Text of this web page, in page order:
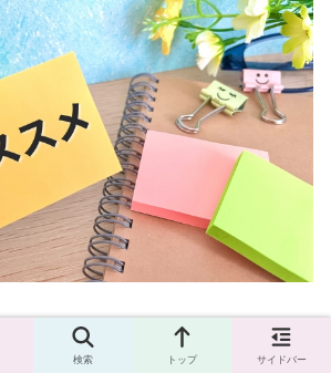
軽に始められる投資方法であることか
ランまで幅広くおすすめできる投資方
検索 トップ サイドバー